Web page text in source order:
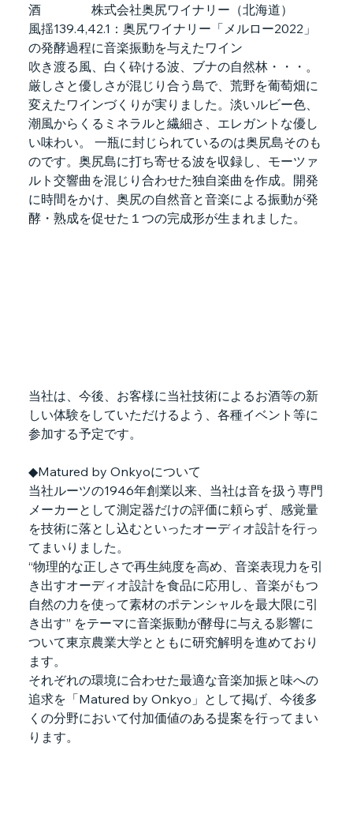
酒　　　　株式会社奥尻ワイナリー（北海道）
風揺139.4,42.1：奥尻ワイナリー「メルロー2022」
の発酵過程に音楽振動を与えたワイン
吹き渡る風、白く砕ける波、ブナの自然林・・・。
厳しさと優しさが混じり合う島で、荒野を葡萄畑に
変えたワインづくりが実りました。淡いルビー色、
潮風からくるミネラルと繊細さ、エレガントな優し
い味わい。 一瓶に封じられているのは奥尻島そのも
のです。奥尻島に打ち寄せる波を収録し、モーツァ
ルト交響曲を混じり合わせた独自楽曲を作成。開発
に時間をかけ、奥尻の自然音と音楽による振動が発
酵・熟成を促せた１つの完成形が生まれました。
当社は、今後、お客様に当社技術によるお酒等の新
しい体験をしていただけるよう、各種イベント等に
参加する予定です。
◆Matured by Onkyoについて
当社ルーツの1946年創業以来、当社は音を扱う専門
メーカーとして測定器だけの評価に頼らず、感覚量
を技術に落とし込むといったオーディオ設計を行っ
てまいりました。
“物理的な正しさで再生純度を高め、音楽表現力を引
き出すオーディオ設計を食品に応用し、音楽がもつ
自然の力を使って素材のポテンシャルを最大限に引
き出す” をテーマに音楽振動が酵母に与える影響に
ついて東京農業大学とともに研究解明を進めており
ます。
それぞれの環境に合わせた最適な音楽加振と味への
追求を「Matured by Onkyo」として掲げ、今後多
くの分野において付加価値のある提案を行ってまい
ります。